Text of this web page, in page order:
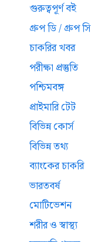
গুরুত্বপূর্ণ বই
গ্রুপ ডি / গ্রুপ সি
চাকরির খবর
পরীক্ষা প্রস্তুতি
পশ্চিমবঙ্গ
প্রাইমারি টেট
বিভিন্ন কোর্স
বিভিন্ন তথ্য
ব্যাংকের চাকরি
ভারতবর্ষ
মোটিভেশন
শরীর ও স্বাস্থ্য